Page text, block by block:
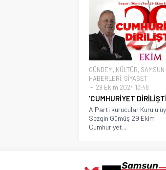
GÜNDEM, KÜLTÜR, SAMSUN
HABERLERİ, SİYASET
29 Ekim 2024 13:48
‘CUMHURİYET
A Parti kurucular Kurulu
Sezgin Gümüş 29 Ekim
Cumhuriyet...